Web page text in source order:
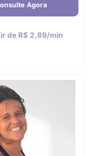
Agora
de R$ 2,89/min